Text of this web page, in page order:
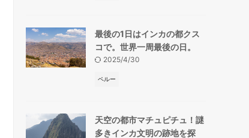
最後の1日はインカの都クス
コで。世界一周最後の日。
2025/4/30
ペルー
天空の都市マチュピチュ！謎
多きインカ文明の跡地を探